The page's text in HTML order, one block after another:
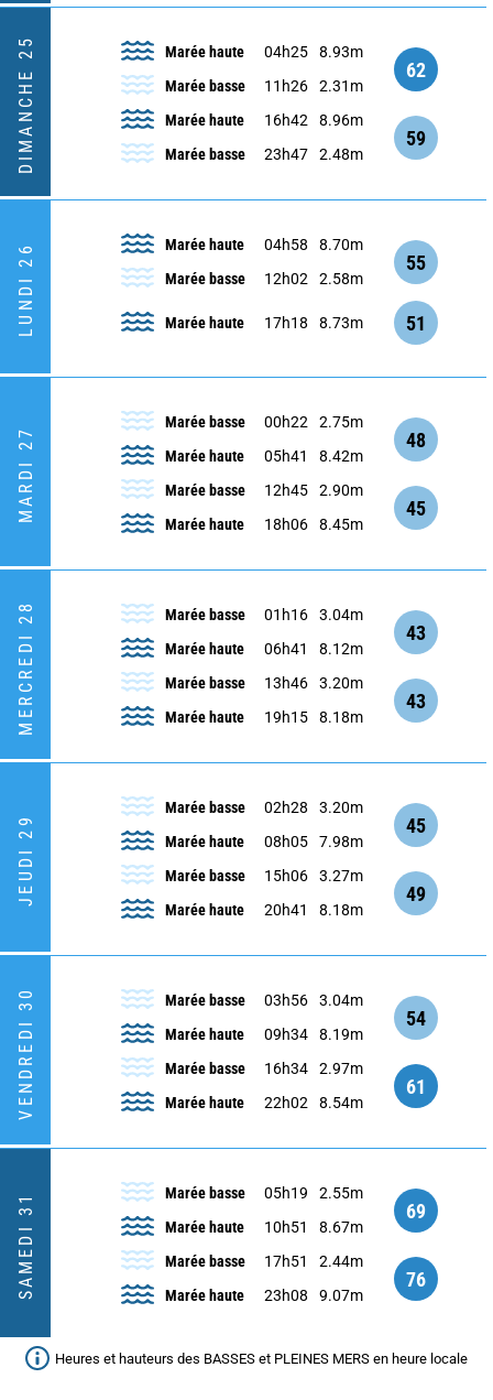
DIMANCHE 25 Marée haute 04h25
8.93m
Marée basse
11h26 2.31m
62
Marée haute 16h42
8.96m
Marée basse
23h47 2.48m
59
LUNDI 26 Marée haute 04h58
8.70m
Marée basse
12h02 2.58m
55
Marée haute 17h18 8.73m 51
MARDI 27
Marée basse 00h22
2.75m
Marée haute
05h41 8.42m
48
Marée basse 12h45
2.90m
Marée haute
18h06 8.45m
45
MERCREDI 28 Marée basse 01h16
3.04m
Marée haute
06h41 8.12m
43
Marée basse 13h46
3.20m
Marée haute
19h15 8.18m
43
JEUDI 29
Marée basse 02h28
3.20m
Marée haute
08h05 7.98m
45
Marée basse 15h06
3.27m
Marée haute
20h41 8.18m
49
VENDREDI 30 Marée basse 03h56
3.04m
Marée haute
09h34 8.19m
54
Marée basse 16h34
2.97m
Marée haute
22h02 8.54m
61
SAMEDI 31 Marée basse 05h19
2.55m
Marée haute
10h51 8.67m
69
Marée basse 17h51
2.44m
Marée haute
23h08 9.07m
76
Heures et hauteurs des BASSES et PLEINES MERS en heure locale